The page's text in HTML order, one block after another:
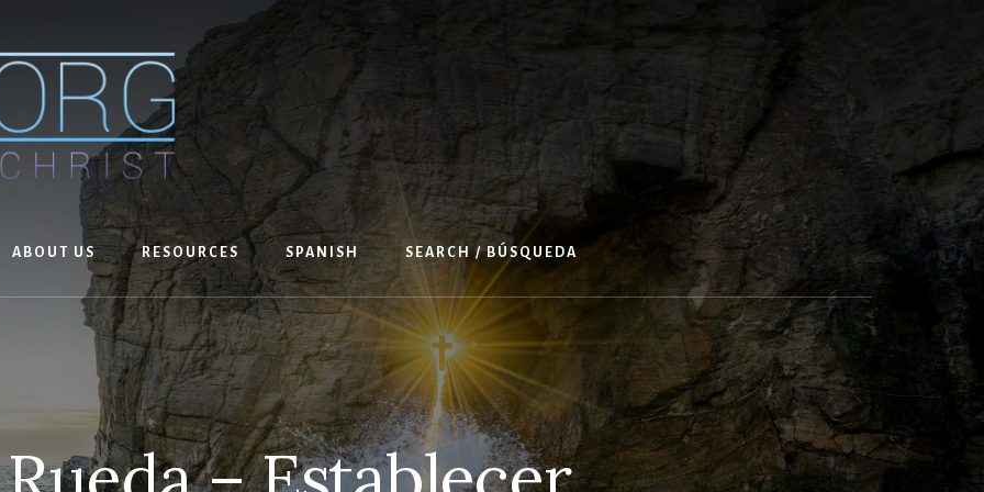
ABOUT US RESOURCES SPANISH SEARCH / BÚSQUEDA